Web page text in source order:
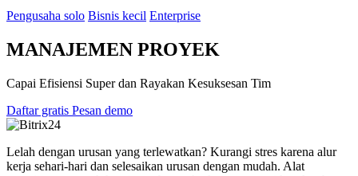
Pengusaha solo Bisnis kecil Enterprise
MANAJEMEN PROYEK
Capai Efisiensi Super dan Rayakan Kesuksesan Tim
Daftar gratis Pesan demo
Lelah dengan urusan yang terlewatkan? Kurangi stres karena alur
kerja sehari-hari dan selesaikan urusan dengan mudah. Alat